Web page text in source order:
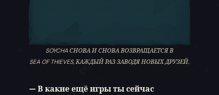
SOYCHA СНОВА И СНОВА ВОЗВРАЩАЕТСЯ В
SEA OF THIEVES, КАЖДЫЙ РАЗ ЗАВОДЯ НОВЫХ ДРУЗЕЙ.
— В какие ещё игры ты сейчас